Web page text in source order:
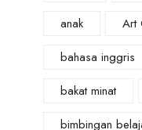
anak
Art
bahasa inggris
bakat minat
bimbingan